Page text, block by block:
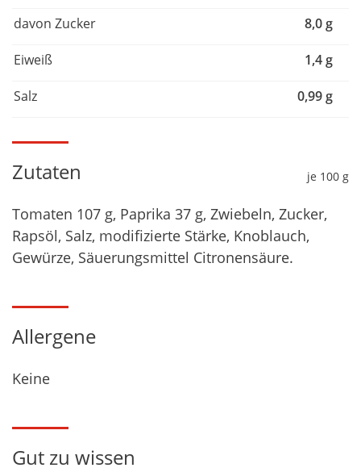
davon Zucker 8,0 g
Eiweiß 1,4 g
Salz 0,99 g
Zutaten je 100 g
Tomaten 107 g, Paprika 37 g, Zwiebeln, Zucker,
Rapsöl, Salz, modifizierte Stärke, Knoblauch,
Gewürze, Säuerungsmittel Citronensäure.
Allergene
Keine
Gut zu wissen